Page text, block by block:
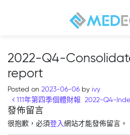
2022-Q4-
report
Posted on 2023-06-06 by ivy
Post navigation
111年第四季個體財報 2022-Q4-
發佈留言
很抱歉，必須登入網站才能發佈留言。